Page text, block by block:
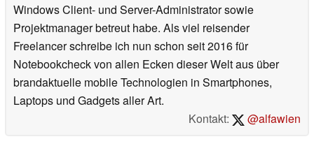
Windows Client- und Server-Administrator sowie
Projektmanager betreut habe. Als viel reisender
Freelancer schreibe ich nun schon seit 2016 für
Notebookcheck von allen Ecken dieser Welt aus über
brandaktuelle mobile Technologien in Smartphones,
Laptops und Gadgets aller Art.
Kontakt:
@alfawien